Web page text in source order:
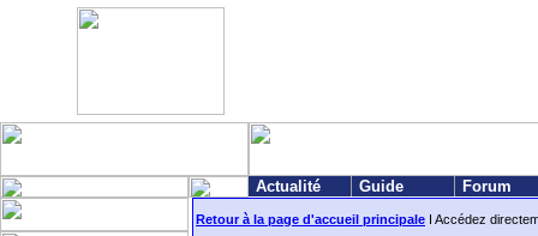
Actualité Guide Forum
Retour à la page d'accueil principale I Accédez